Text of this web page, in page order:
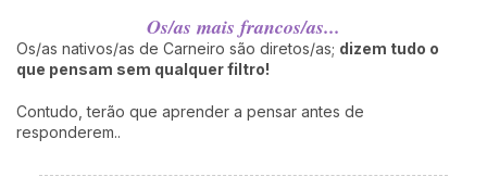
Os/as mais francos/as...
Os/as nativos/as de Carneiro são diretos/as; dizem tudo o
que pensam sem qualquer filtro!
Contudo, terão que aprender a pensar antes de
responderem..